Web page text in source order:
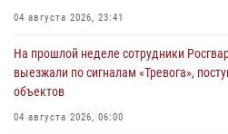
04 августа 2026, 23:41
На прошлой неделе сотрудники
выезжали по сигналам «Тревога»,
объектов
04 августа 2026, 06:00